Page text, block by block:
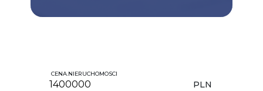
CENA.NIERUCHOMOSCI
PLN